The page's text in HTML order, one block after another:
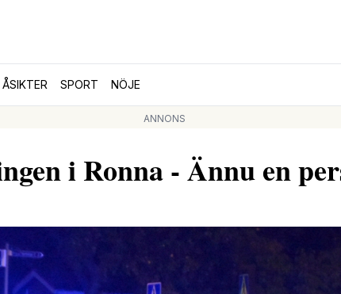
ÅSIKTER SPORT NÖJE
ANNONS
i Ronna - Ännu en